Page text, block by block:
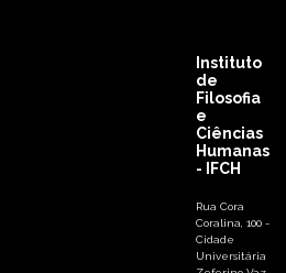
Instituto
de
Filosofia
e
Ciências
Humanas
- IFCH
Rua Cora
Coralina, 100 -
Cidade
Universitária